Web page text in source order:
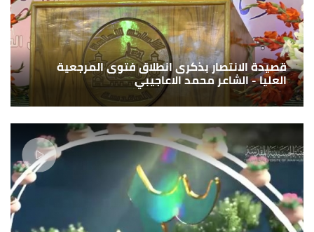
قصيدة الانتصار بذكرى انطلاق فتوى المرجعية
العليا - الشاعر محمد الاعاجيبي